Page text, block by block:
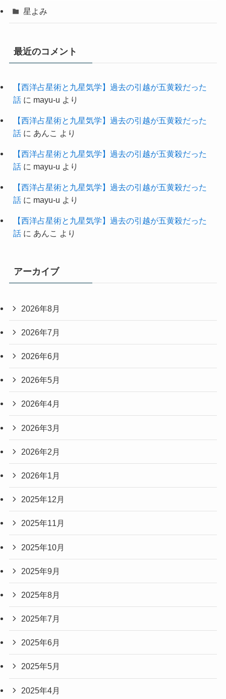
星よみ
最近のコメント
【西洋占星術と九星気学】過去の引越が五黄殺だった
話に mayu-u より
【西洋占星術と九星気学】過去の引越が五黄殺だった
話に あんこ より
【西洋占星術と九星気学】過去の引越が五黄殺だった
話に mayu-u より
【西洋占星術と九星気学】過去の引越が五黄殺だった
話に mayu-u より
【西洋占星術と九星気学】過去の引越が五黄殺だった
話に あんこ より
アーカイブ
2026年8月
2026年7月
2026年6月
2026年5月
2026年4月
2026年3月
2026年2月
2026年1月
2025年12月
2025年11月
2025年10月
2025年9月
2025年8月
2025年7月
2025年6月
2025年5月
2025年4月